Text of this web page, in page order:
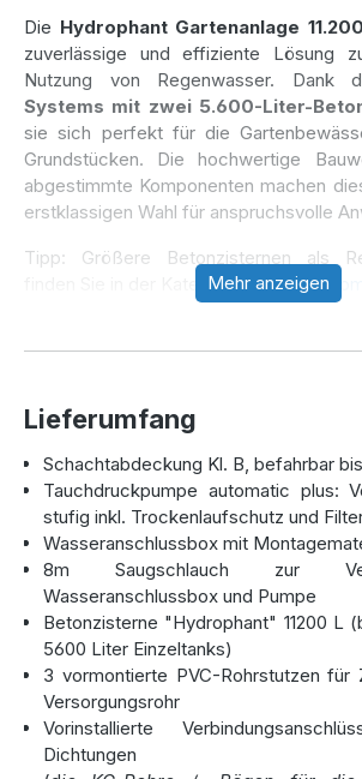
Die Hydrophant Gartenanlage
zuverlässige und effiziente Lösung
Nutzung von Regenwasser. Dank
Systems mit zwei 5.600-Liter-
sie sich perfekt für die
Grundstücken. Die hochwertige
abgestimmte Komponenten machen
erstklassigen Wahl für anspruchsvolle
Tipp: Größere Betonzisternen als
finden Sie in der KategorieZisternen
Stabilität und Langlebigkeit
Hergestellt in Deutschland auf
zeichnen sich die Betonzisternen durch
Konstruktion aus, die ein Vermörteln
überflüssig macht. Mit der richtigen
Tanks bis zu40 Tonnen belastbar
stark befahrene Flächen geeignet.
Bodenformationen wie Lehmböden
stehen die Zisternen sicher und stabil.
Bei sachgerechtem Einbau erhalten
30-jährige Garantie
Mehr anzeigen
Lieferumfang
Schachtabdeckung Kl. B, befahrbar
Tauchdruckpumpe automatic plus:
stufig inkl. Trockenlaufschutz und
Wasseranschlussbox mit
8m Saugschlauch zur
Wasseranschlussbox und Pumpe
Betonzisterne "Hydrophant" 11200 L
5600 Liter Einzeltanks)
3 vormontierte PVC-Rohrstutzen für
Versorgungsrohr
Vorinstallierte
Dichtungen